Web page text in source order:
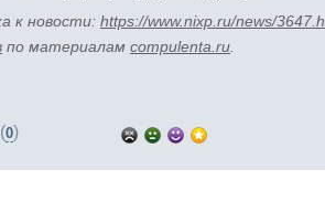
к новости: https://www.nixp.ru/news/
по материалам compulenta.ru
(0)